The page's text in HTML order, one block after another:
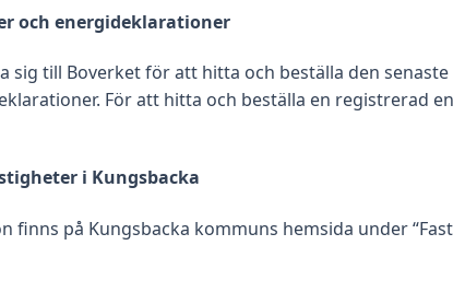
och energideklarationer
sig till Boverket för att hitta och beställa den
För att hitta och beställa en registrerad
i Kungsbacka
finns på Kungsbacka kommuns hemsida under